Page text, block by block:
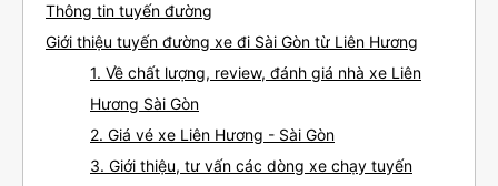
Thông tin tuyến đường
Giới thiệu tuyến đường xe đi Sài Gòn từ Liên Hương
1. Về chất lượng, review, đánh giá nhà xe Liên
Hương Sài Gòn
2. Giá vé xe Liên Hương - Sài Gòn
3. Giới thiệu, tư vấn các dòng xe chạy tuyến